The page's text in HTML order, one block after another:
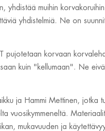
yhdistää muihin
yhdistelmiä. Ne on
pujotetaan korvaan
kuin "kellumaan". Ne
ja Hammi Mettinen, jotka
vuosikymmeneltä.
mukavuuden ja